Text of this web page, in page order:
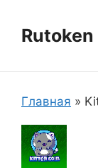
содержимому
Rutoken
Главная »